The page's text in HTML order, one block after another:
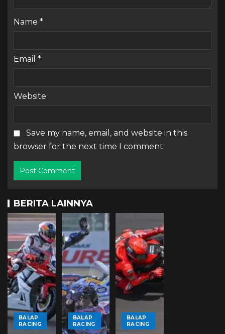
Name *
Email *
Website
Save my name, email, and website in this
browser for the next time I comment.
BERITA LAINNYA
BALAP
RACING
BALAP
RACING
BALAP
RACING